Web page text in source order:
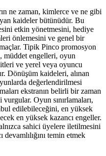
ne zaman, kimlerce ve ne gibi
kaideler bütünüdür. Bu
etkin yönetmesini, hediye
önlemesini ve genel bir
Tipik Pinco promosyon
müddet engelleri, oyun
ve yerel veya oyuncu
Dönüşüm kaideleri, alınan
değerlendirilmesi
ekstranın belirli bir zaman
Oyun sınırlamaları,
edilebileceğini, en yüksek
en yüksek kazancı engeller.
sahici üyelere iletilmesini
temin etmek